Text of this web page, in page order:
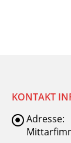
KONTAKT
Adresse: